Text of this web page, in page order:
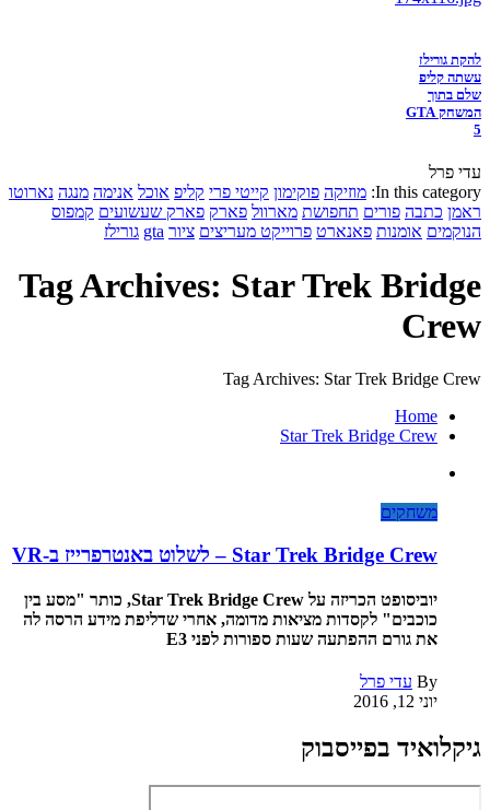
להקת גורילז
עשתה קליפ
שלם בתוך
המשחק GTA
5
עדי פרל
In this category: מוזיקה פוקימון קייטי פרי קליפ אוכל אנימה מנגה נארוטו
ראמן כתבה פורים תחפושת מארוול פארק פארק שעשועים קמפוס
הנוקמים אומנות פאנארט פרוייקט מעריצים ציור gta גורילז
Tag Archives: Star Trek Bridge
Crew
Tag Archives: Star Trek Bridge Crew
Home
Star Trek Bridge Crew
משחקים
Star Trek Bridge Crew – לשלוט באנטרפרייז ב-VR
יוביסופט הכריזה על Star Trek Bridge Crew, כותר "מסע בין
כוכבים" לקסדות מציאות מדומה, אחרי שדליפת מידע הרסה לה
את גורם ההפתעה שעות ספורות לפני E3
By עדי פרל
יוני 12, 2016
גיקלואיד בפייסבוק